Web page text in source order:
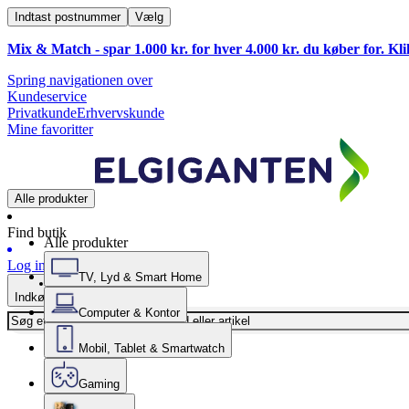
Indtast postnummer Vælg
Mix & Match - spar 1.000 kr. for hver 4.000 kr. du køber for.
Spring navigationen over
Kundeservice
PrivatkundeErhvervskunde
Mine favoritter
Alle produkter
Find butik
Log ind
Indkøbskurv
Alle produkter
TV, Lyd & Smart Home
Computer & Kontor
Mobil, Tablet & Smartwatch
Gaming